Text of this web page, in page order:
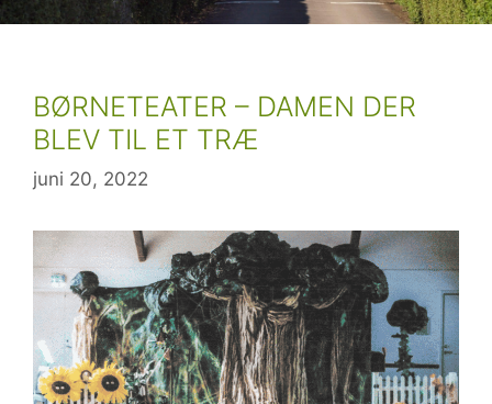
BØRNETEATER – DAMEN DER
BLEV TIL ET TRÆ
juni 20, 2022